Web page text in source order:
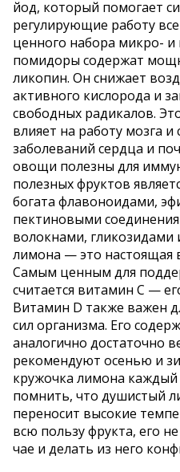
йод, который помогает
регулирующие работу
ценного набора микро-
помидоры содержат
ликопин. Он снижает
активного кислорода и
свободных радикалов.
влияет на работу мозга
заболеваний сердца и
овощи полезны для
полезных фруктов
богата флавоноидами,
пектиновыми
волокнами,
лимона — это настоящая
Самым ценным для
считается витамин С —
Витамин D также важен
сил организма. Его
аналогично достаточно
рекомендуют осенью и
кружочка лимона каждый
помнить, что душистый
переносит высокие
всю пользу фрукта, его
чае и делать из него